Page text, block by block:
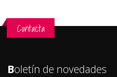
Contacta
Boletín de novedades